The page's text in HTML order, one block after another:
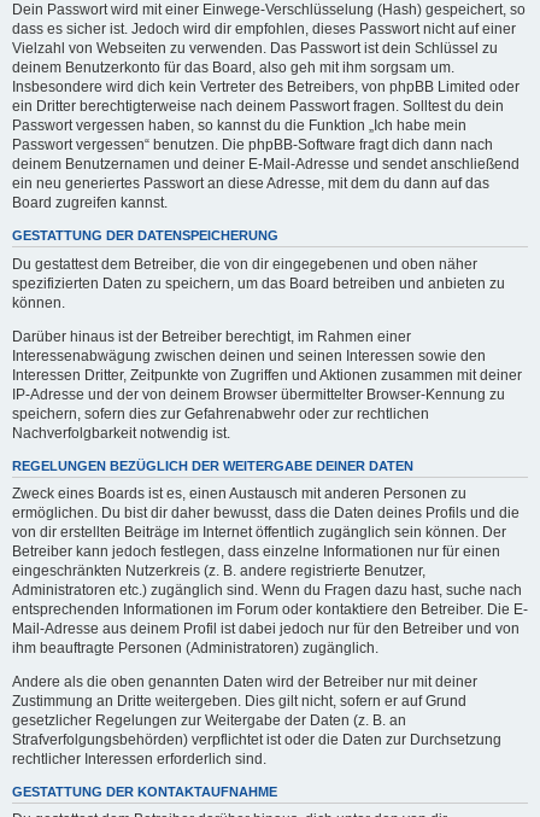
Dein Passwort wird mit einer Einwege-Verschlüsselung (Hash) gespeichert, so
dass es sicher ist. Jedoch wird dir empfohlen, dieses Passwort nicht auf einer
Vielzahl von Webseiten zu verwenden. Das Passwort ist dein Schlüssel zu
deinem Benutzerkonto für das Board, also geh mit ihm sorgsam um.
Insbesondere wird dich kein Vertreter des Betreibers, von phpBB Limited oder
ein Dritter berechtigterweise nach deinem Passwort fragen. Solltest du dein
Passwort vergessen haben, so kannst du die Funktion „Ich habe mein
Passwort vergessen“ benutzen. Die phpBB-Software fragt dich dann nach
deinem Benutzernamen und deiner E-Mail-Adresse und sendet anschließend
ein neu generiertes Passwort an diese Adresse, mit dem du dann auf das
Board zugreifen kannst.
GESTATTUNG DER DATENSPEICHERUNG
Du gestattest dem Betreiber, die von dir eingegebenen und oben näher
spezifizierten Daten zu speichern, um das Board betreiben und anbieten zu
können.
Darüber hinaus ist der Betreiber berechtigt, im Rahmen einer
Interessenabwägung zwischen deinen und seinen Interessen sowie den
Interessen Dritter, Zeitpunkte von Zugriffen und Aktionen zusammen mit deiner
IP-Adresse und der von deinem Browser übermittelter Browser-Kennung zu
speichern, sofern dies zur Gefahrenabwehr oder zur rechtlichen
Nachverfolgbarkeit notwendig ist.
REGELUNGEN BEZÜGLICH DER WEITERGABE DEINER DATEN
Zweck eines Boards ist es, einen Austausch mit anderen Personen zu
ermöglichen. Du bist dir daher bewusst, dass die Daten deines Profils und die
von dir erstellten Beiträge im Internet öffentlich zugänglich sein können. Der
Betreiber kann jedoch festlegen, dass einzelne Informationen nur für einen
eingeschränkten Nutzerkreis (z. B. andere registrierte Benutzer,
Administratoren etc.) zugänglich sind. Wenn du Fragen dazu hast, suche nach
entsprechenden Informationen im Forum oder kontaktiere den Betreiber. Die E-
Mail-Adresse aus deinem Profil ist dabei jedoch nur für den Betreiber und von
ihm beauftragte Personen (Administratoren) zugänglich.
Andere als die oben genannten Daten wird der Betreiber nur mit deiner
Zustimmung an Dritte weitergeben. Dies gilt nicht, sofern er auf Grund
gesetzlicher Regelungen zur Weitergabe der Daten (z. B. an
Strafverfolgungsbehörden) verpflichtet ist oder die Daten zur Durchsetzung
rechtlicher Interessen erforderlich sind.
GESTATTUNG DER KONTAKTAUFNAHME